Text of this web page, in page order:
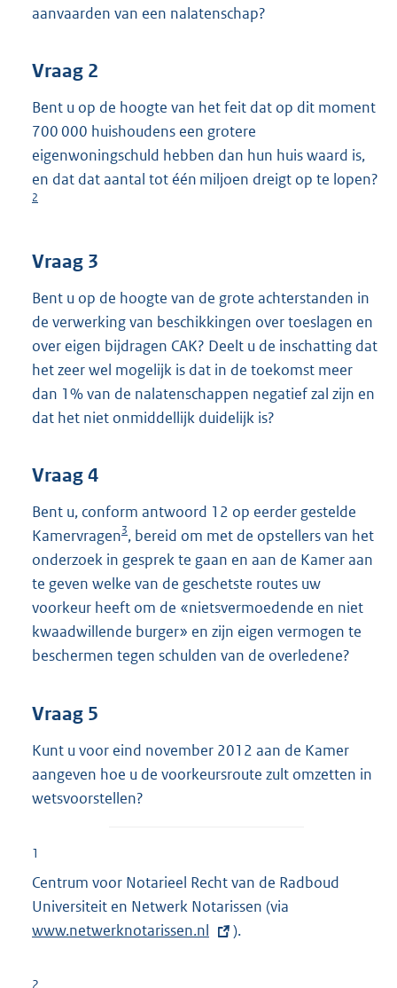
aanvaarden van een nalatenschap?
Vraag 2
Bent u op de hoogte van het feit dat op dit moment
700 000 huishoudens een grotere
eigenwoningschuld hebben dan hun huis waard is,
en dat dat aantal tot één miljoen dreigt op te lopen?
2
Vraag 3
Bent u op de hoogte van de grote achterstanden in
de verwerking van beschikkingen over toeslagen en
over eigen bijdragen CAK? Deelt u de inschatting dat
het zeer wel mogelijk is dat in de toekomst meer
dan 1% van de nalatenschappen negatief zal zijn en
dat het niet onmiddellijk duidelijk is?
Vraag 4
Bent u, conform antwoord 12 op eerder gestelde
Kamervragen3, bereid om met de opstellers van het
onderzoek in gesprek te gaan en aan de Kamer aan
te geven welke van de geschetste routes uw
voorkeur heeft om de «nietsvermoedende en niet
kwaadwillende burger» en zijn eigen vermogen te
beschermen tegen schulden van de overledene?
Vraag 5
Kunt u voor eind november 2012 aan de Kamer
aangeven hoe u de voorkeursroute zult omzetten in
wetsvoorstellen?
1
Centrum voor Notarieel Recht van de Radboud
Universiteit en Netwerk Notarissen (via
www.netwerknotarissen.nl ).
2